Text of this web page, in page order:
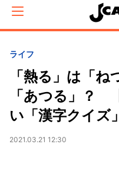
ライフ
「熱る」は「
「あつる」？
い「漢字クイズ
2021.03.21 12:30